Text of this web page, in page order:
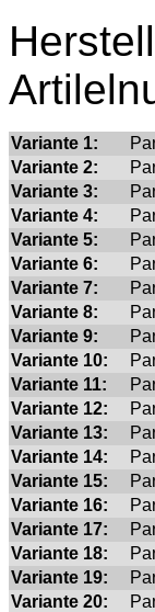
Variante 1:
Variante 2:
Variante 3:
Variante 4:
Variante 5:
Variante 6:
Variante 7:
Variante 8:
Variante 9:
Variante 10:
Variante 11:
Variante 12:
Variante 13:
Variante 14:
Variante 15:
Variante 16:
Variante 17:
Variante 18:
Variante 19:
Variante 20: